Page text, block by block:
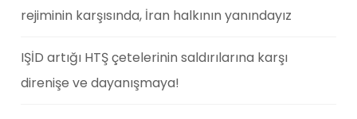
rejiminin karşısında, İran halkının yanındayız
IŞİD artığı HTŞ çetelerinin saldırılarına karşı
direnişe ve dayanışmaya!